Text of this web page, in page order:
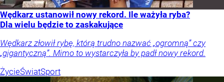
Wędkarz ustanowił nowy rekord. Ile ważyła ryba?
Dla wielu będzie to zaskakujące
Wędkarz złowił rybę, którą trudno nazwać „ogromną” czy
„gigantyczną”. Mimo to wystarczyła by padł nowy rekord.
ŻycieŚwiatSport